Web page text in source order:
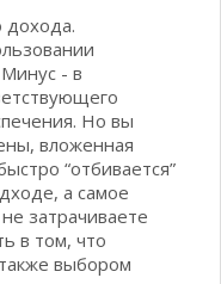
дохода.
- в
Но вы
вложенная
“отбивается”
а самое
затрачиваете
в том, что
выбором